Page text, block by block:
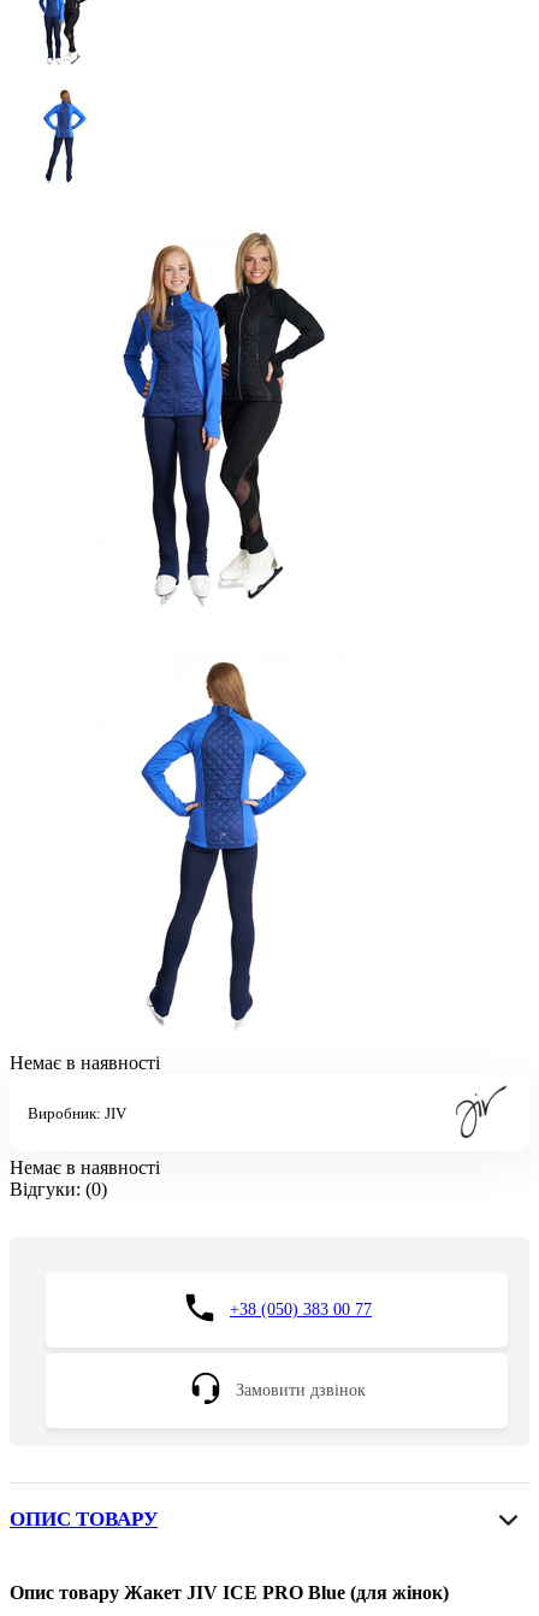
Немає в наявності
Виробник: JIV
Немає в наявності
Відгуки: (0)
+38 (050) 383 00 77
Замовити дзвінок
ОПИС ТОВАРУ
Опис товару Жакет JIV ICE PRO Blue (для жінок)